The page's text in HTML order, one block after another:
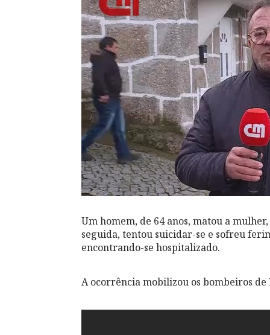
Um homem, de 64 anos, matou a
seguida, tentou suicidar-se e sofreu
encontrando-se hospitalizado.
A ocorrência mobilizou os bombeiros de